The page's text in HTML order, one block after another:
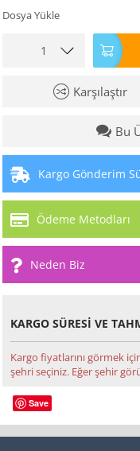
Dosya Yükle
Karşılaştır
Bu
Kargo Gönderim
Ödeme Metodları
Neden Biz
KARGO SÜRESI VE
Kargo fiyatlarını görmek
şehri seçiniz. Eğer şehir
Save